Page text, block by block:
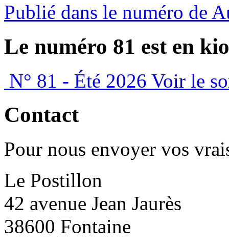
Publié dans le numéro de
Le numéro 81 est en
N° 81 - Été 2026 Voir le
Contact
Pour nous envoyer vos
Le Postillon
42 avenue Jean Jaurès
38600 Fontaine